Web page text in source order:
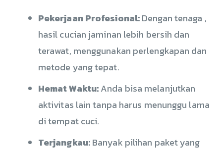
Pekerjaan Profesional:Dengan tenaga ,
hasil cucian jaminan lebih bersih dan
terawat, menggunakan perlengkapan dan
metode yang tepat.
Hemat Waktu:Anda bisa melanjutkan
aktivitas lain tanpa harus menunggu lama
di tempat cuci.
Terjangkau:Banyak pilihan paket yang